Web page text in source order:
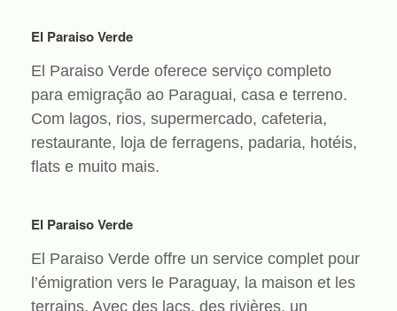
El Paraiso Verde
El Paraiso Verde oferece serviço completo
para emigração ao Paraguai, casa e terreno.
Com lagos, rios, supermercado, cafeteria,
restaurante, loja de ferragens, padaria, hotéis,
flats e muito mais.
El Paraiso Verde
El Paraiso Verde offre un service complet pour
l’émigration vers le Paraguay, la maison et les
terrains. Avec des lacs, des rivières, un